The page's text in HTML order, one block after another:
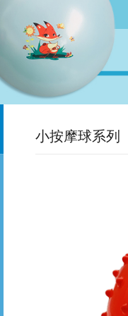
小按摩球系列